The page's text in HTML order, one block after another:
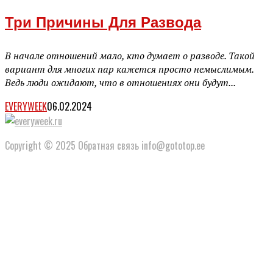
Три Причины Для Развода
В начале отношений мало, кто думает о разводе. Такой
вариант для многих пар кажется просто немыслимым.
Ведь люди ожидают, что в отношениях они будут...
EVERYWEEK06.02.2024
Copyright © 2025 Обратная связь info@gototop.ee